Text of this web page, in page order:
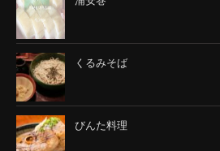
くるみそば
びんた料理